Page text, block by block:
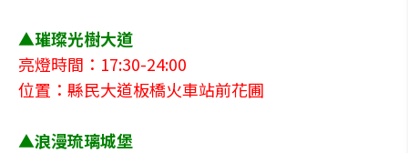
▲璀璨光樹大道
亮燈時間：17:30-24:00
位置：縣民大道板橋火車站前花圃
▲浪漫琉璃城堡